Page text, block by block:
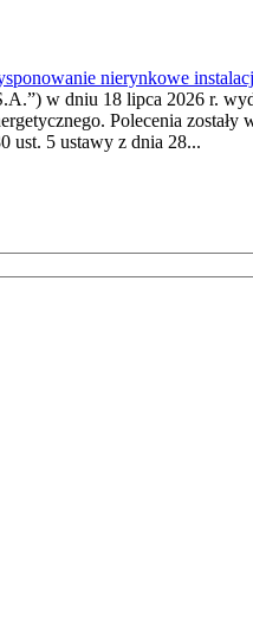
nierynkowe
w dniu 18 lipca 2026 r.
Polecenia
ust. 5 ustawy z dnia 28...